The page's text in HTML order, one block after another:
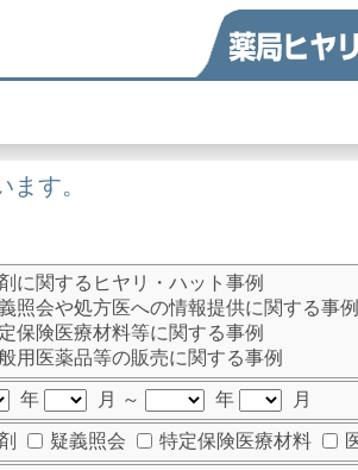
す。
に関するヒヤリ・ハット事例
照会や処方医への情報提供に関する事例
保険医療材料等に関する事例
用医薬品等の販売に関する事例
年 月 ～ 年 月
疑義照会 特定保険医療材料